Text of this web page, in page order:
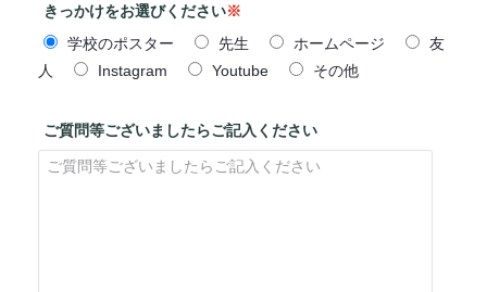
きっかけをお選びください※
学校のポスター
先生 ホームページ
友
人
Instagram Youtube その他
ご質問等ございましたらご記入ください